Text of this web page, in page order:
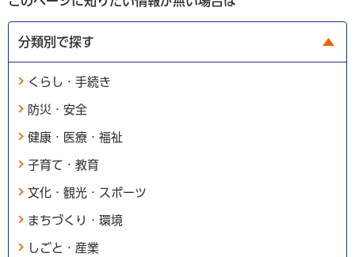
分類別で探す
くらし・手続き
防災・安全
健康・医療・福祉
子育て・教育
文化・観光・スポーツ
まちづくり・環境
しごと・産業